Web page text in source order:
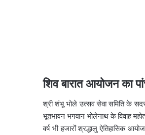
शिव बारात आयोजन का
श्री शंभू भोले उत्सव सेवा समिति के
भूतभावन भगवान भोलेनाथ के विवाह
वर्ष भी हजारों श्रद्धालु ऐतिहासिक